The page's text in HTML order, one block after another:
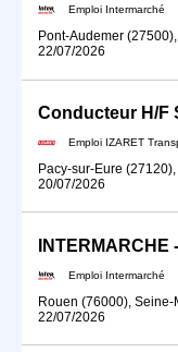
Emploi Intermarché
Pont-Audemer
22/07/2026
Conducteur H/F
Emploi IZARET
Pacy-sur-Eure
20/07/2026
INTERMARCHE
Emploi Intermarché
Rouen (76000),
22/07/2026